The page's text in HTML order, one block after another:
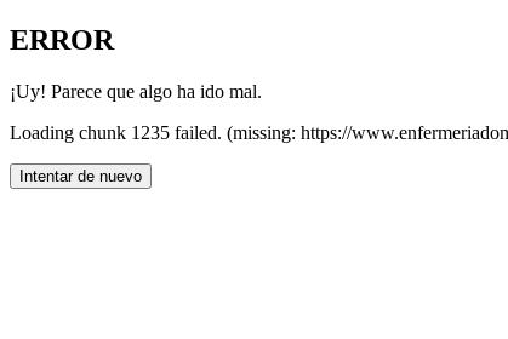
ERROR
¡Uy! Parece que algo ha ido mal.
Loading chunk 1235 failed. (missing: https://
Intentar de nuevo